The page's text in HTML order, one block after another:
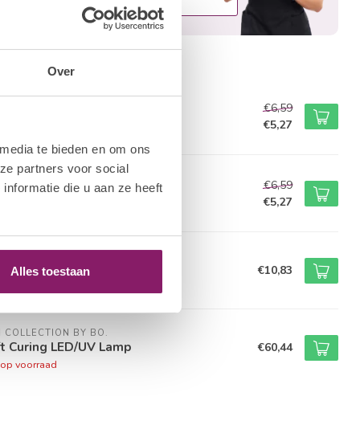
Over
te bieden en om ons
partners voor social
die u aan ze heeft
Alles toestaan
producten
€6,59
€5,27
NAIL SYSTEMS
€6,59
€5,27
Pusher €10,83
COLLECTION BY BO.
Curing LED/UV Lamp
voorraad
€60,44